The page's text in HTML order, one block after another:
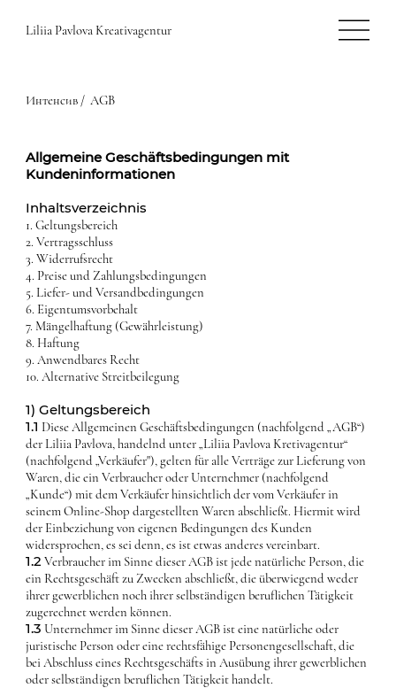
Liliia Pavlova Kreativagentur
Интенсив / AGB
Allgemeine Geschäftsbedingungen mit
Kundeninformationen
Inhaltsverzeichnis
1. Geltungsbereich
2. Vertragsschluss
3. Widerrufsrecht
4. Preise und Zahlungsbedingungen
5. Liefer- und Versandbedingungen
6. Eigentumsvorbehalt
7. Mängelhaftung (Gewährleistung)
8. Haftung
9. Anwendbares Recht
10. Alternative Streitbeilegung
1) Geltungsbereich
1.1 Diese Allgemeinen Geschäftsbedingungen (nachfolgend „AGB“)
der Liliia Pavlova, handelnd unter „Liliia Pavlova Kretivagentur“
(nachfolgend „Verkäufer"), gelten für alle Verträge zur Lieferung von
Waren, die ein Verbraucher oder Unternehmer (nachfolgend
„Kunde“) mit dem Verkäufer hinsichtlich der vom Verkäufer in
seinem Online-Shop dargestellten Waren abschließt. Hiermit wird
der Einbeziehung von eigenen Bedingungen des Kunden
widersprochen, es sei denn, es ist etwas anderes vereinbart.
1.2Verbraucher im Sinne dieser AGB ist jede natürliche Person, die
ein Rechtsgeschäft zu Zwecken abschließt, die überwiegend weder
ihrer gewerblichen noch ihrer selbständigen beruflichen Tätigkeit
zugerechnet werden können.
1.3 Unternehmer im Sinne dieser AGB ist eine natürliche oder
juristische Person oder eine rechtsfähige Personengesellschaft, die
bei Abschluss eines Rechtsgeschäfts in Ausübung ihrer gewerblichen
oder selbständigen beruflichen Tätigkeit handelt.